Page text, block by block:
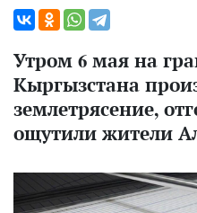
Утром 6 мая на
Кыргызстана
землетрясение,
ощутили жители